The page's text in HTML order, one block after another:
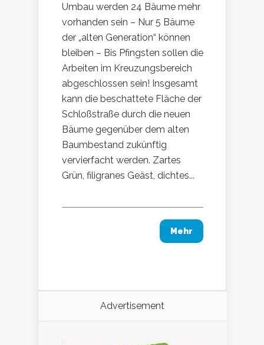
Umbau werden 24 Bäume mehr
vorhanden sein – Nur 5 Bäume
der „alten Generation“ können
bleiben – Bis Pfingsten sollen die
Arbeiten im Kreuzungsbereich
abgeschlossen sein! Insgesamt
kann die beschattete Fläche der
Schloßstraße durch die neuen
Bäume gegenüber dem alten
Baumbestand zukünftig
vervierfacht werden. Zartes
Grün, filigranes Geäst, dichtes...
Mehr
Advertisement